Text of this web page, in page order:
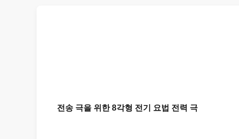
전송 극을 위한 8각형 전기 요법 전력 극